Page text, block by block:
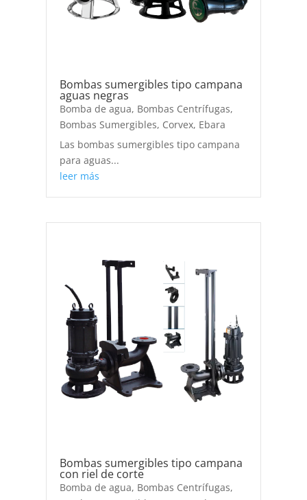
Bombas sumergibles tipo campana
aguas negras
Bomba de agua, Bombas Centrífugas,
Bombas Sumergibles, Corvex, Ebara
Las bombas sumergibles tipo campana
para aguas...
leer más
Bombas sumergibles tipo campana
con riel de corte
Bomba de agua, Bombas Centrífugas,